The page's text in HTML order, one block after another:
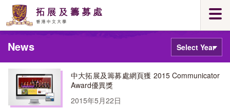
Skip
main
content
News Select Year
中大拓展及籌募處網頁獲 2015 Communicator
Award優異獎
2015年5月22日